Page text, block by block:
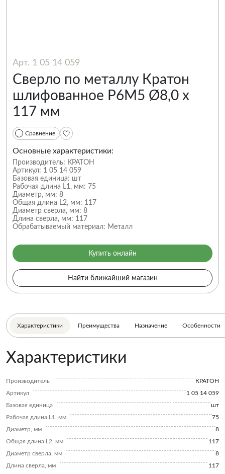
Арт. 1 05 14 059
Сверло по металлу Кратон
шлифованное Р6М5 Ø8,0 х
117 мм
Сравнение
Основные характеристики:
Производитель: КРАТОН
Артикул: 1 05 14 059
Базовая единица: шт
Рабочая длина L1, мм: 75
Диаметр, мм: 8
Общая длина L2, мм: 117
Диаметр сверла, мм: 8
Длина сверла, мм: 117
Обрабатываемый материал: Металл
Купить онлайн
Найти ближайший магазин
Характеристики Преимущества Назначение Особенности
Характеристики
Производитель
КРАТОН
Артикул
1 05 14 059
Базовая единица
шт
Рабочая длина L1, мм
75
Диаметр, мм
8
Общая длина L2, мм
117
Диаметр сверла, мм
8
Длина сверла, мм
117